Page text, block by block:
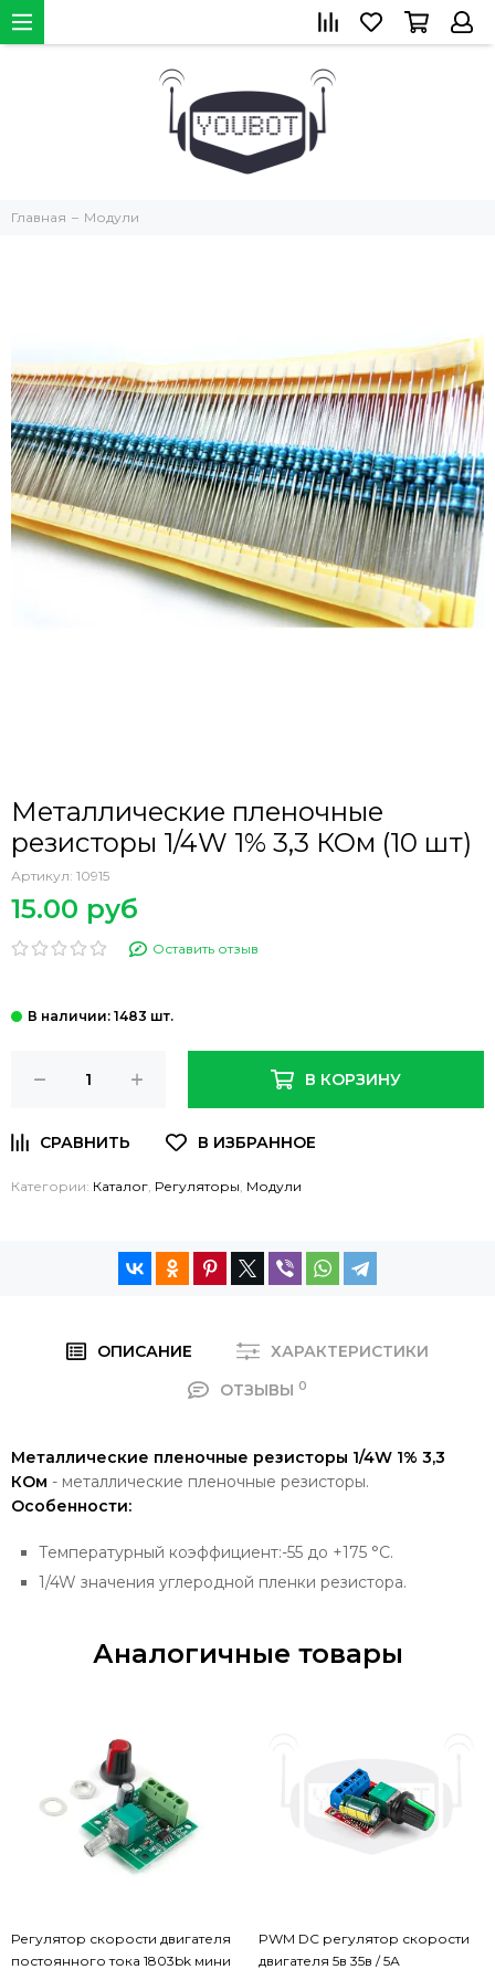
Главная Модули
Металлические пленочные
резисторы 1/4W 1% 3,3 КОм (10 шт)
Артикул: 10915
15.00 руб
Оставить отзыв
: 1483 шт.
В КОРЗИНУ
Категории: Каталог, Регуляторы, Модули
ОПИСАНИЕ
ХАРАКТЕРИСТИКИ
ОТЗЫВЫ 0
Металлические пленочные резисторы 1/4W 1% 3,3
КОм - металлические пленочные резисторы.
Особенности:
Температурный коэффициент:-55 до +175 °С.
1/4W значения углеродной пленки резистора.
Аналогичные товары
Регулятор скорости двигателя
постоянного тока 1803bk мини
PWM DC регулятор скорости
двигателя 5в 35в / 5А